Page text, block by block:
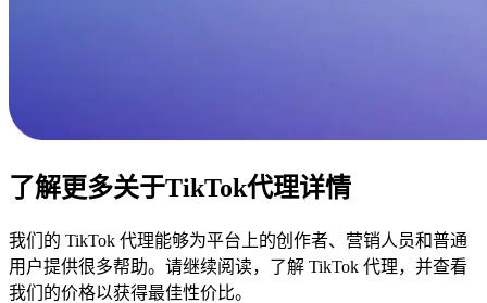
了解更多关于TikTok代理详情
我们的 TikTok 代理能够为平台上的创作者、营销人员和普通
用户提供很多帮助。请继续阅读，了解 TikTok 代理，并查看
我们的价格以获得最佳性价比。